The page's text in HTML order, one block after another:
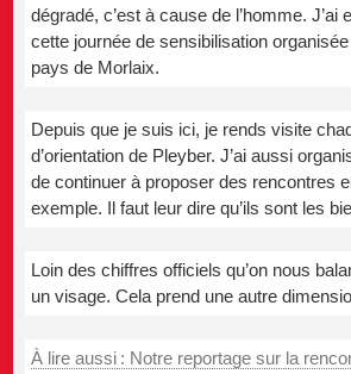
dégradé, c’est à cause de l’homme.
cette journée de sensibilisation
pays de Morlaix.
Depuis que je suis ici, je rends visite
d’orientation de Pleyber. J’ai aussi
de continuer à proposer des rencontres
exemple. Il faut leur dire qu’ils sont les
Loin des chiffres officiels qu’on nous
un visage. Cela prend une autre
À lire aussi : Notre reportage sur la